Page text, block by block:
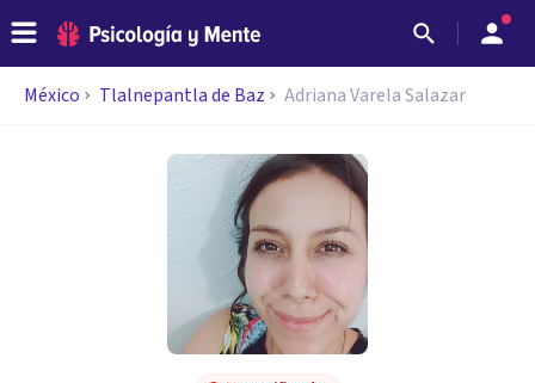
México Tlalnepantla de Baz Adriana Varela Salazar